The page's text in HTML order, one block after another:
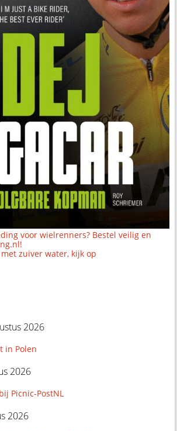
voor wielrenners? Bestel veilig en
zuiver water, kijk op
2026
in Polen
2026
Picnic-PostNL
2026